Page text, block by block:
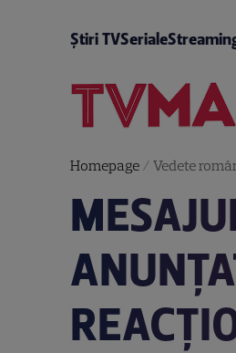
Știri TVSeriale
Homepage/ Vedete